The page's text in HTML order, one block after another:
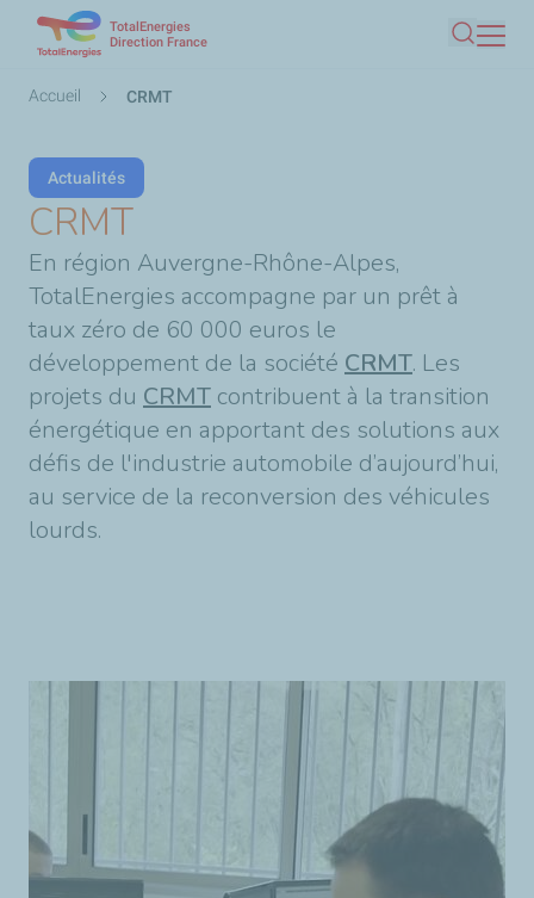
TotalEnergies
Direction France
Fil
Accueil CRMT
Actualités
CRMT
En région Auvergne-Rhône-Alpes,
TotalEnergies accompagne par un prêt à
taux zéro de 60 000 euros le
développement de la société CRMT. Les
projets du CRMT contribuent à la transition
énergétique en apportant des solutions aux
défis de l'industrie automobile d’aujourd’hui,
au service de la reconversion des véhicules
lourds.